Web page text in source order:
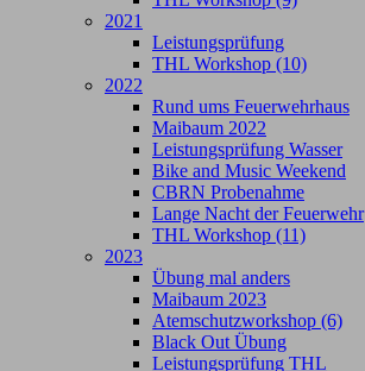
2021
Leistungsprüfung
THL Workshop (10)
2022
Rund ums Feuerwehrhaus
Maibaum 2022
Leistungsprüfung Wasser
Bike and Music Weekend
CBRN Probenahme
Lange Nacht der Feuerwehr
THL Workshop (11)
2023
Übung mal anders
Maibaum 2023
Atemschutzworkshop (6)
Black Out Übung
Leistungsprüfung THL